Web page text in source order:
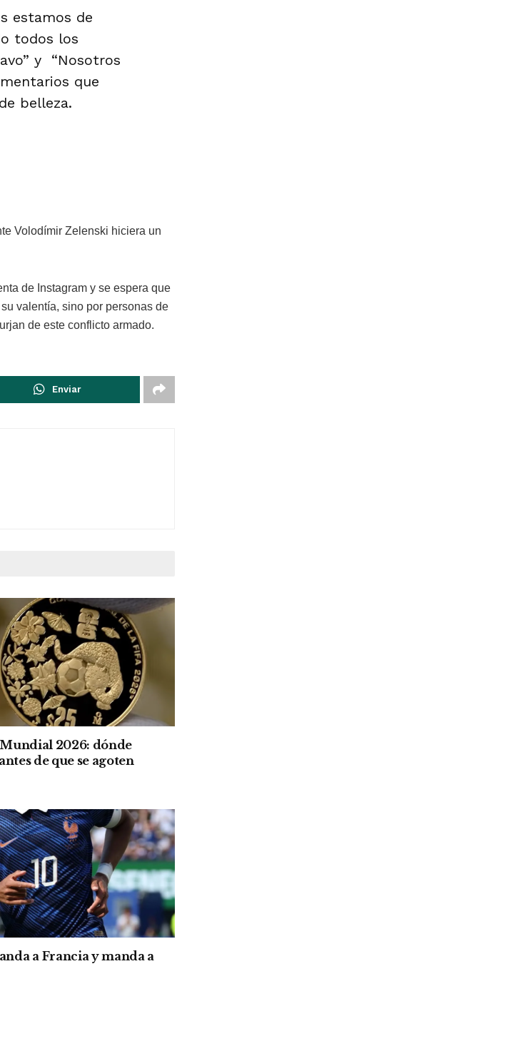
estamos de
todos los
y “Nosotros
que
belleza.
Volodímir Zelenski hiciera un
de Instagram y se espera que
valentía, sino por personas de
de este conflicto armado.
Enviar
2026: dónde
de que se agoten
a Francia y manda a